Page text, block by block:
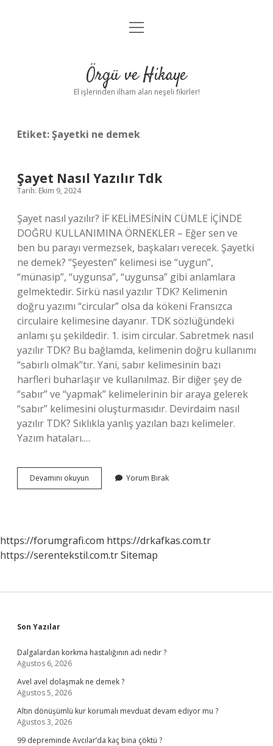
Anasayfa
Yasal Uyarı
menüyü
Örgü ve Hikaye
El işlerinden ilham alan neşeli fikirler!
Etiket:Şayetki ne demek
Şayet Nasıl Yazılır Tdk
Tarih: Ekim 9, 2024
Şayet nasıl yazılır? İF KELİMESİNİN CÜMLE İÇİNDE
DOĞRU KULLANIMINA ÖRNEKLER – Eğer sen ve
ben bu parayı vermezsek, başkaları verecek. Şayetki
ne demek? “Şeyesten” kelimesi ise “uygun”,
“münasip”, “uygunsa”, “uygunsa” gibi anlamlara
gelmektedir. Sirkü nasıl yazılır TDK? Kelimenin
doğru yazımı “circular” olsa da kökeni Fransızca
circulaire kelimesine dayanır. TDK sözlüğündeki
anlamı şu şekildedir. 1. isim circular. Sabretmek nasıl
yazılır TDK? Bu bağlamda, kelimenin doğru kullanımı
“sabırlı olmak”tır. Yani, sabır kelimesinin bazı
harfleri buharlaşır ve kullanılmaz. Bir diğer şey de
“sabır” ve “yapmak” kelimelerinin bir araya gelerek
“sabır” kelimesini oluşturmasıdır. Devirdaim nasıl
yazılır TDK? Sıklıkla yanlış yazılan bazı kelimeler.
Yazım hataları.…
Devamını okuyun
Nasıl
Yorum Bırak
https://forumgrafi.com https://drkafkas.com.tr
https://serentekstil.com.trSitemap
Sidebar
Son Yazılar
Dalgalardan korkma hastalığının adı nedir ?
Ağustos 6, 2026
Avel avel dolaşmak ne demek ?
Ağustos 5, 2026
Altın dönüşümlü kur korumalı mevduat devam ediyor mu ?
Ağustos 3, 2026
99 depreminde Avcılar’da kaç bina çöktü ?